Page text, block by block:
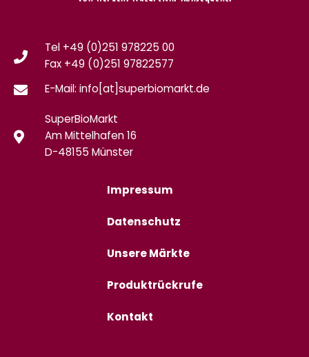
Tel +49 (0)251 978225 00
Fax +49 (0)251 97822577
E-Mail: info[at]superbiomarkt.de
SuperBioMarkt
Am Mittelhafen 16
D-48155 Münster
Impressum
Datenschutz
Unsere Märkte
Produktrückrufe
Kontakt